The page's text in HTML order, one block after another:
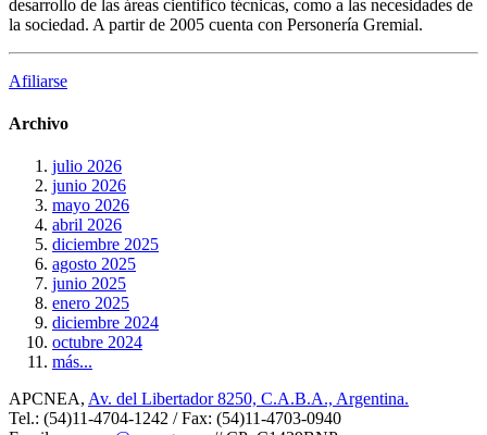
desarrollo de las áreas cientifico técnicas, como a las necesidades de
la sociedad. A partir de 2005 cuenta con Personería Gremial.
Afiliarse
Archivo
julio 2026
junio 2026
mayo 2026
abril 2026
diciembre 2025
agosto 2025
junio 2025
enero 2025
diciembre 2024
octubre 2024
más...
APCNEA, Av. del Libertador 8250, C.A.B.A., Argentina.
Tel.: (54)11-4704-1242 / Fax: (54)11-4703-0940